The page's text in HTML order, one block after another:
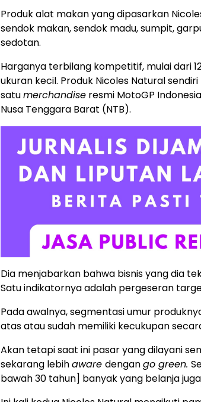
Produk alat makan yang dipasarkan
sendok makan, sendok madu, sumpit,
sedotan.
Harganya terbilang kompetitif, mulai dari
ukuran kecil. Produk Nicoles Natural
satumerchandise resmi MotoGP
Nusa Tenggara Barat (NTB).
Dia menjabarkan bahwa bisnis yang dia
Satu indikatornya adalah pergeseran
Pada awalnya, segmentasi umur
atas atau sudah memiliki kecukupan
Akan tetapi saat ini pasar yang dilayani
sekarang lebihaware dengango green.
bawah 30 tahun] banyak yang belanja